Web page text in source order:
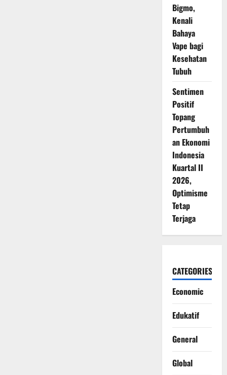
Bigmo,
Kenali
Bahaya
Vape bagi
Kesehatan
Tubuh
Sentimen
Positif
Topang
Pertumbuh
an Ekonomi
Indonesia
Kuartal II
2026,
Optimisme
Tetap
Terjaga
CATEGORIES
Economic
Edukatif
General
Global